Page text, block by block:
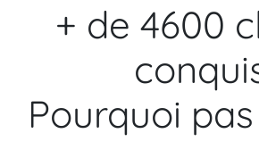
+ de 4600
Pourquoi